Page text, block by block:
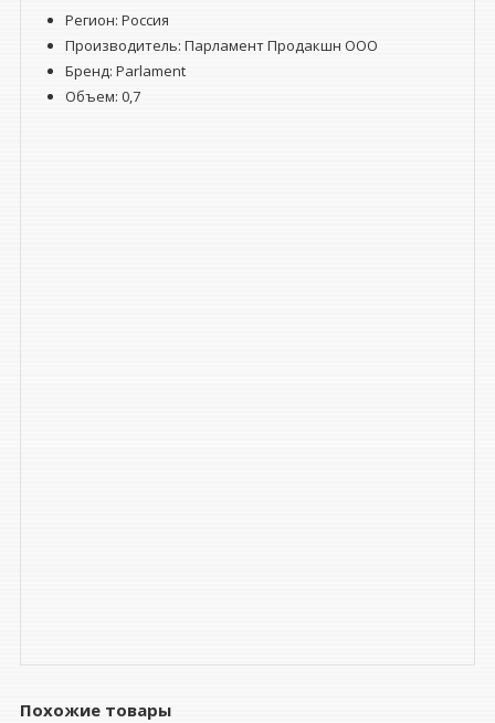
Регион: Россия
Производитель: Парламент Продакшн ООО
Бренд: Parlament
Объем: 0,7
Похожие товары